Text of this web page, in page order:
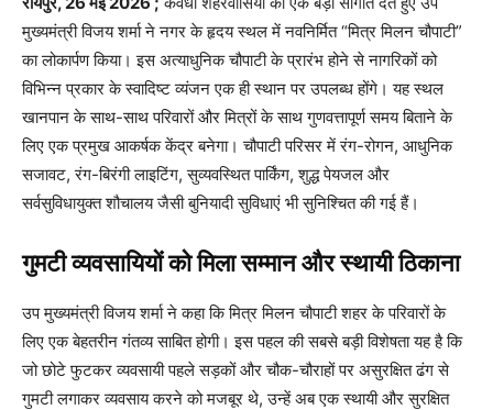
मुख्यमंत्री विजय शर्मा ने नगर के हृदय स्थल में नवनिर्मित “मित्र मिलन चौपाटी”
का लोकार्पण किया। इस अत्याधुनिक चौपाटी के प्रारंभ होने से नागरिकों को
विभिन्न प्रकार के स्वादिष्ट व्यंजन एक ही स्थान पर उपलब्ध होंगे। यह स्थल
खानपान के साथ-साथ परिवारों और मित्रों के साथ गुणवत्तापूर्ण समय बिताने के
लिए एक प्रमुख आकर्षक केंद्र बनेगा। चौपाटी परिसर में रंग-रोगन, आधुनिक
सजावट, रंग-बिरंगी लाइटिंग, सुव्यवस्थित पार्किंग, शुद्ध पेयजल और
सर्वसुविधायुक्त शौचालय जैसी बुनियादी सुविधाएं भी सुनिश्चित की गई हैं।
गुमटी व्यवसायियों को मिला सम्मान और स्थायी ठिकाना
उप मुख्यमंत्री विजय शर्मा ने कहा कि मित्र मिलन चौपाटी शहर के परिवारों के
लिए एक बेहतरीन गंतव्य साबित होगी। इस पहल की सबसे बड़ी विशेषता यह है कि
जो छोटे फुटकर व्यवसायी पहले सड़कों और चौक-चौराहों पर असुरक्षित ढंग से
गुमटी लगाकर व्यवसाय करने को मजबूर थे, उन्हें अब एक स्थायी और सुरक्षित